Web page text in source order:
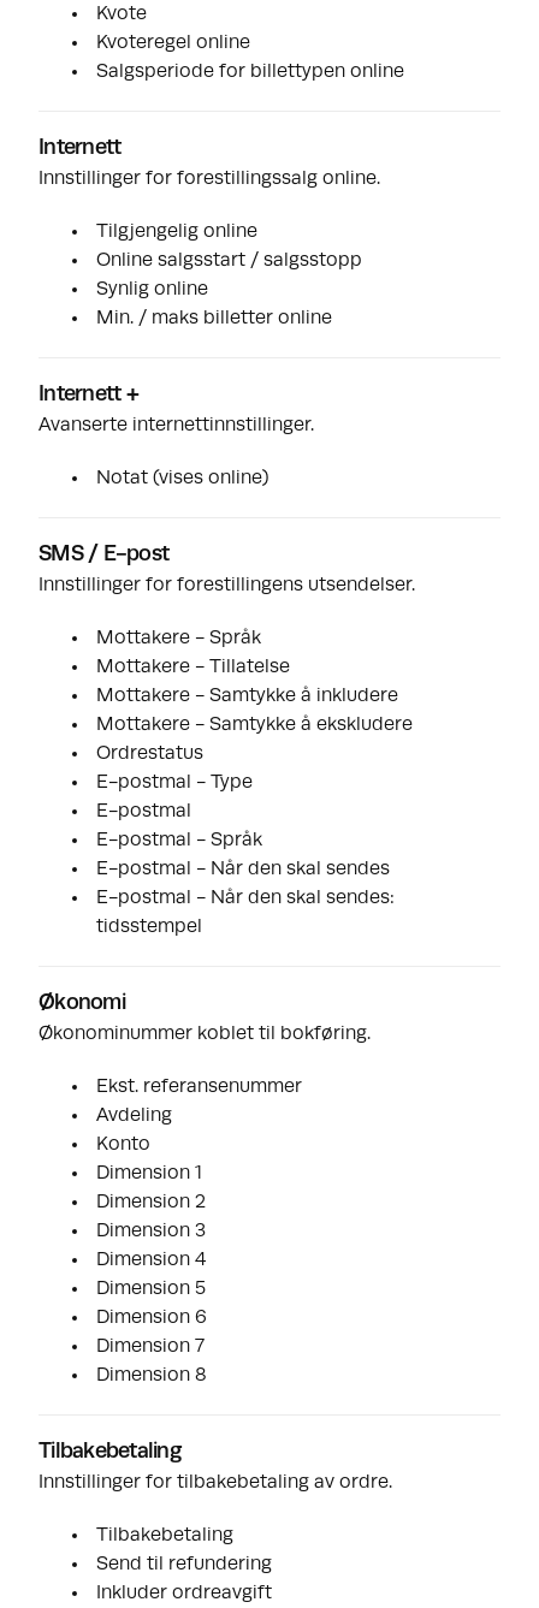
Kvote
Kvoteregel online
Salgsperiode for billettypen online
Internett
Innstillinger for forestillingssalg online.
Tilgjengelig online
Online salgsstart / salgsstopp
Synlig online
Min. / maks billetter online
Internett +
Avanserte internettinnstillinger.
Notat (vises online)
SMS / E-post
Innstillinger for forestillingens utsendelser.
Mottakere - Språk
Mottakere - Tillatelse
Mottakere - Samtykke å inkludere
Mottakere - Samtykke å ekskludere
Ordrestatus
E-postmal - Type
E-postmal
E-postmal - Språk
E-postmal - Når den skal sendes
E-postmal - Når den skal sendes:
tidsstempel
Økonomi
Økonominummer koblet til bokføring.
Ekst. referansenummer
Avdeling
Konto
Dimension 1
Dimension 2
Dimension 3
Dimension 4
Dimension 5
Dimension 6
Dimension 7
Dimension 8
Tilbakebetaling
Innstillinger for tilbakebetaling av ordre.
Tilbakebetaling
Send til refundering
Inkluder ordreavgift